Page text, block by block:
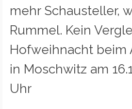
mehr Schausteller,
Rummel. Kein
Hofweihnacht beim
in Moschwitz am
Uhr